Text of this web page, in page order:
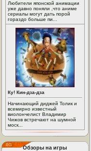
Любители японской анимации
уже давно поняли ,что аниме
сериалы могут дать порой
гораздо больше пи...
Ку! Кин-дза-дза
Начинающий диджей Толик и
всемирно известный
виолончелист Владимир
Чижов встречают на шумной
моск...
Обзоры на игры